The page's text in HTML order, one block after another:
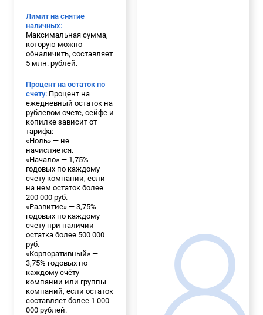
Лимит на снятие
наличных:
Максимальная сумма,
которую можно
обналичить, составляет
5 млн. рублей.
Процент на остаток по
счету: Процент на
ежедневный остаток на
рублевом счете, сейфе и
копилке зависит от
тарифа:
«Ноль» — не
начисляется.
«Начало» — 1,75%
годовых по каждому
счету компании, если
на нем остаток более
200 000 руб.
«Развитие» — 3,75%
годовых по каждому
счету при наличии
остатка более 500 000
руб.
«Корпоративный» —
3,75% годовых по
каждому счёту
компании или группы
компаний, если остаток
составляет более 1 000
000 рублей.